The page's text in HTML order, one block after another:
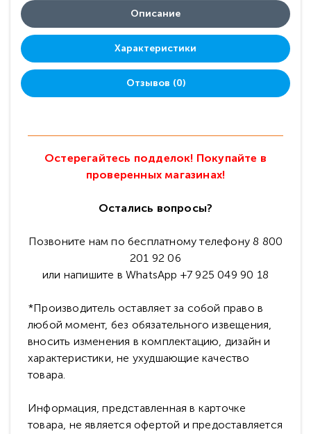
Описание
Характеристики
Отзывов (0)
Остерегайтесь подделок! Покупайте в
проверенных магазинах!
Остались вопросы?
Позвоните нам по бесплатному телефону 8 800
201 92 06
или напишите в WhatsApp +7 925 049 90 18
*Производитель оставляет за собой право в
любой момент, без обязательного извещения,
вносить изменения в комплектацию, дизайн и
характеристики, не ухудшающие качество
товара.
Информация, представленная в карточке
товара, не является офертой и предоставляется